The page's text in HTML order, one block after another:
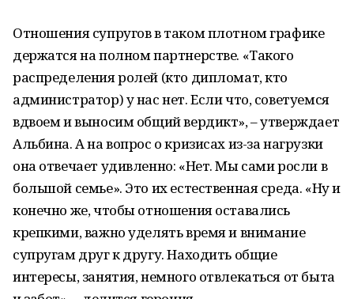
Отношения супругов в таком плотном графике
держатся на полном партнерстве. «Такого
распределения ролей (кто дипломат, кто
администратор) у нас нет. Если что, советуемся
вдвоем и выносим общий вердикт», – утверждает
Альбина. А на вопрос о кризисах из-за нагрузки
она отвечает удивленно: «Нет. Мы сами росли в
большой семье». Это их естественная среда. «Ну и
конечно же, чтобы отношения оставались
крепкими, важно уделять время и внимание
супругам друг к другу. Находить общие
интересы, занятия, немного отвлекаться от быта